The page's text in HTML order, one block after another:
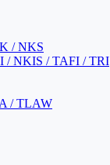
/ NKS
/ NKIS / TAFI / TRI
/ TLAW